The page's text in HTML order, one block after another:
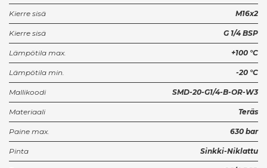
Kierre sisä M16x2
Kierre sisä G 1/4 BSP
Lämpötila max. +100 °C
Lämpötila min. -20 °C
Mallikoodi SMD-20-G1/4-B-OR-W3
Materiaali Teräs
Paine max. 630 bar
Pinta Sinkki-Niklattu